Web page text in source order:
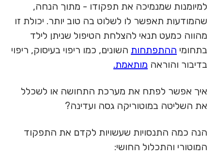
למיומנות שמנמיכה את תפקודו - מתוך הנחה,
שהמודעות תאפשר לו לשלוט בה טוב יותר. יכולת זו
מהווה כמעט תנאי להצלחת הטיפול שניתן לילד
בתחומי ההתפתחות השונים, כמו ריפוי בעיסוק, ריפוי
בדיבור והוראה מותאמת.
איך אפשר לפתח את מערכת התחושה או לשכלל
את השליטה במוטוריקה גסה ועדינה?
הנה כמה התנסויות שעשויות לקדם את התפקוד
המוטורי והתכלול החושי: